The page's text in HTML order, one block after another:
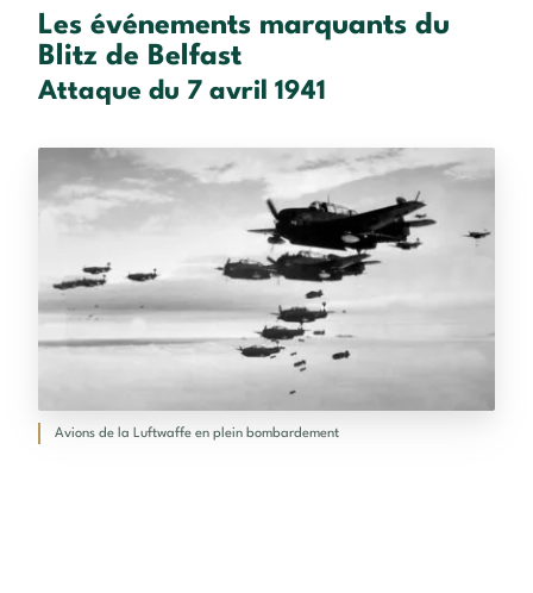
Les événements marquants du
Blitz de Belfast
Attaque du 7 avril 1941
Avions de la Luftwaffe en plein bombardement